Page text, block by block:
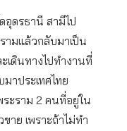
อุดรธานี สามีไป
ามแล้วกลับมาเป็น
เดินทางไปทำงานที่
มาประเทศไทย
ะราม 2 คนที่อยู่ใน
ย เพราะถ้าไม่ทำ